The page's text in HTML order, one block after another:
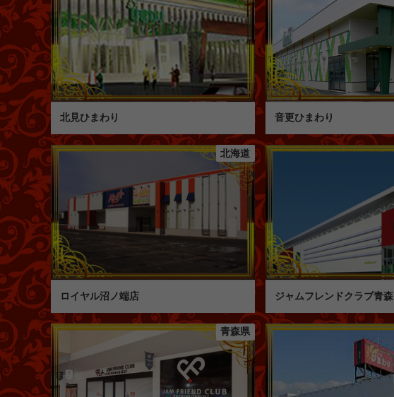
北見ひまわり 音更ひまわり
北海道
ロイヤル沼ノ端店 ジャムフレンドクラブ青森
青森県